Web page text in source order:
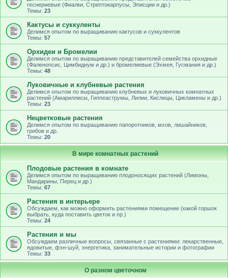
геснериевые (Фиалки, Стрептокарпусы, Эписции и др.)
Темы: 23
Кактусы и суккуленты
Делимся опытом по выращиванию кактусов и суккулентов
Темы: 57
Орхидеи и Бромелии
Делимся опытом по выращиванию представителей семейства орхидные
(Фаленопсис, Цимбидиум и др.) и бромелиевые (Эхмея, Гусмания и др.)
Темы: 48
Луковичные и клубневые растения
Делимся опытом по выращиванию клубневых и луковичных комнатных
растений (Амариллисы, Гиппеаструмы, Лилии, Кислицы, Цикламены и др.)
Темы: 23
Нецветковые растения
Делимся опытом по выращиванию папоротников, мхов, лишайников,
грибов и др.
Темы: 20
В мире комнатных растений
Плодовые растения в комнате
Делимся опытом по выращиванию плодоносящих растений (Лимоны,
Мандарины, Перец и др.)
Темы: 67
Растения в интерьере
Обсуждаем, как можно оформить растениями помещение (какой горшок
выбрать, куда поставить цветок и пр.)
Темы: 24
Растения и мы
Обсуждаем различные вопросы, связанные с растениями: лекарственные,
ядовитые, фэн-шуй, энергетика, занимательные истории и фотографии
Темы: 33
О разном цветочном